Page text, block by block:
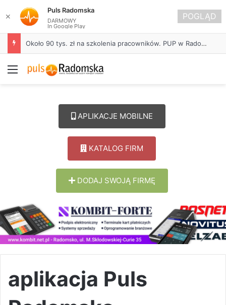
Około 90 tys. zł na szkolenia pracowników. PUP w Radomsku ogłasza nabór wniosków
Menu
APLIKACJE MOBILNE
KATALOG FIRM
DODAJ SWOJĄ FIRMĘ
aplikacja Puls
✕
Puls Radomska
DARMOWY
In Google Play
POGLĄD